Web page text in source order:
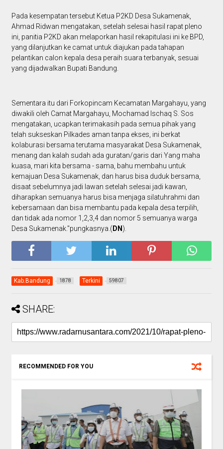
Pada kesempatan tersebut Ketua P2KD Desa Sukamenak,
Ahmad Ridwan mengatakan, setelah selesai hasil rapat pleno
ini, panitia P2KD akan melaporkan hasil rekapitulasi ini ke BPD,
yang dilanjutkan ke camat untuk diajukan pada tahapan
pelantikan calon kepala desa peraih suara terbanyak, sesuai
yang dijadwalkan Bupati Bandung.
Sementara itu dari Forkopincam Kecamatan Margahayu, yang
diwakili oleh Camat Margahayu, Mochamad Ischaq S. Sos
mengatakan, ucapkan terimakasih pada semua pihak yang
telah sukseskan Pilkades aman tanpa ekses, ini berkat
kolaburasi bersama terutama masyarakat Desa Sukamenak,
menang dan kalah sudah ada guratan/garis dari Yang maha
kuasa, mari kita bersama - sama, bahu membahu untuk
kemajuan Desa Sukamenak, dan harus bisa duduk bersama,
disaat sebelumnya jadi lawan setelah selesai jadi kawan,
diharapkan semuanya harus bisa menjaga silatuhrahmi dan
kebersamaan dan bisa membantu pada kepala desa terpilih,
dan tidak ada nomor 1,2,3,4 dan nomor 5 semuanya warga
Desa Sukamenak."pungkasnya.( DN ).
Kab.Bandung 1878 Terkini 59807
SHARE:
RECOMMENDED FOR YOU